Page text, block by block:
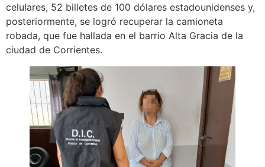
celulares, 52 billetes de 100 dólares estadounidenses y,
posteriormente, se logró recuperar la camioneta
robada, que fue hallada en el barrio Alta Gracia de la
ciudad de Corrientes.